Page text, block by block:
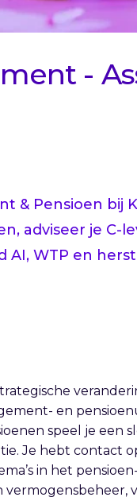
-
& Pensioen bij
adviseer je C-
WTP en
en
speel je een
Je hebt contact
in het
vermogensbeheer,